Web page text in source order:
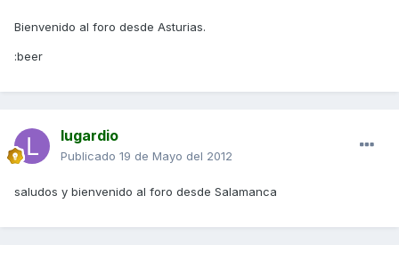
Bienvenido al foro desde Asturias.
:beer
lugardio
Publicado 19 de Mayo del 2012
saludos y bienvenido al foro desde Salamanca